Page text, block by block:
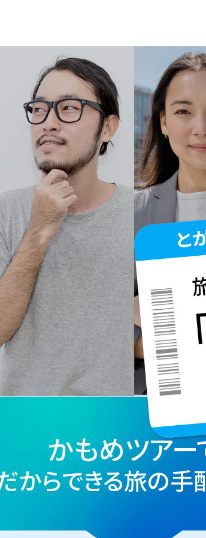
かもめツアー
からできる旅の手